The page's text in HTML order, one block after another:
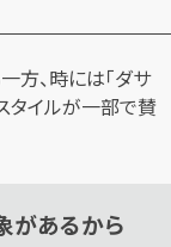
方、時には「ダサ
タイルが一部で賛
があるから